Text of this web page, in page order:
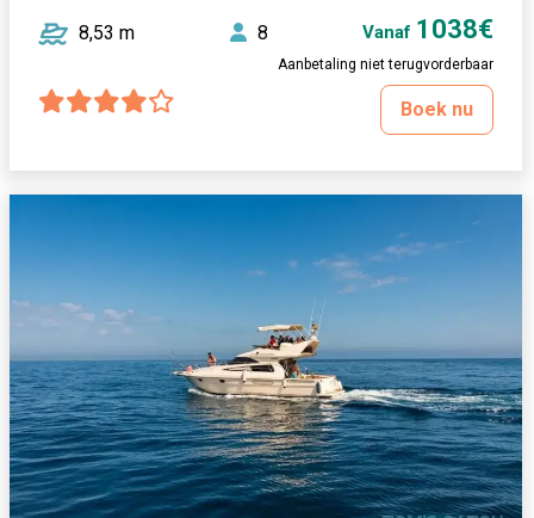
8,53 m 8 Vanaf 1038€
Aanbetaling niet terugvorderbaar
Boek nu